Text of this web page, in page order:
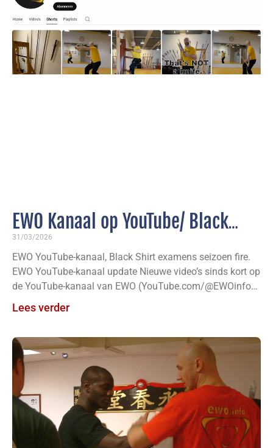
EWO Kanaal op YouTube/ Black
Shirt examens seizoen fire 2026
31/03/2026
EWO YouTube-kanaal, Black Shirt examens seizoen fire.
EWO YouTube-kanaal update Nieuwe video’s sinds kort op
de YouTube-kanaal van EWO (YouTube.com/@EWOinfo):
EWO Wall of Weapons –
Lees verder